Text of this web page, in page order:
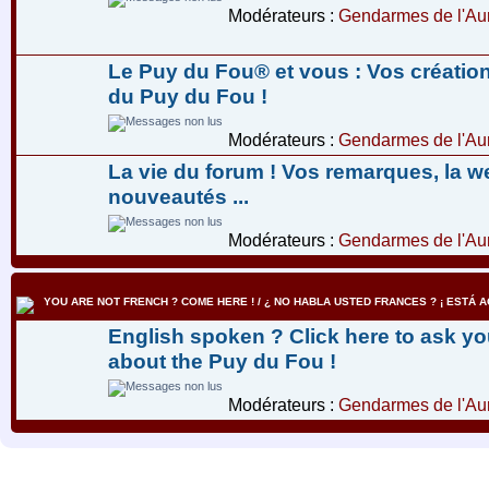
Modérateurs : Gendarmes de
Le Puy du Fou® et vous : Vos
du Puy du Fou !
Modérateurs : Gendarmes de
La vie du forum ! Vos remarques, la
nouveautés ...
Modérateurs : Gendarmes de
YOU ARE NOT FRENCH ? COME HERE ! / ¿ NO HABLA USTED FRANCES ? ¡ ESTÁ
English spoken ? Click here to ask
about the Puy du Fou !
Modérateurs : Gendarmes de